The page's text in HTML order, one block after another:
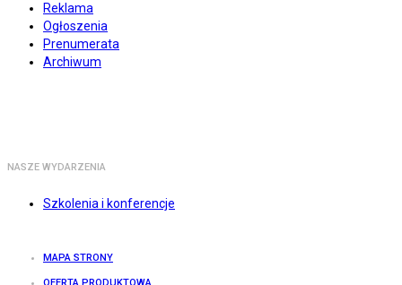
Reklama
Ogłoszenia
Prenumerata
Archiwum
NASZE WYDARZENIA
Szkolenia i konferencje
MAPA STRONY